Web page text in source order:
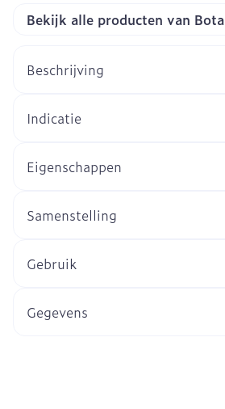
Bekijk alle producten van Bota
Beschrijving
Indicatie
Eigenschappen
Samenstelling
Gebruik
Gegevens